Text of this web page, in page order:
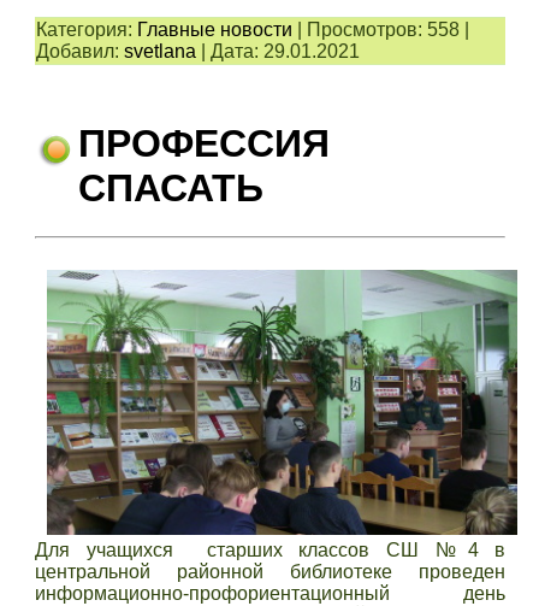
Категория: Главные новости Просмотров: 558
Добавил: svetlana |Дата: 29.01.2021
ПРОФЕССИЯ
СПАСАТЬ
Для учащихся старших классов СШ №4 в
центральной районной библиотеке проведен
информационно-профориентационный день